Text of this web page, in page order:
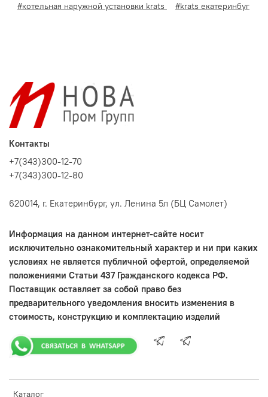
#котельная наружной установки krats
#krats екатеринбуг
Каталог
Контакты
+7(343)300-12-70
+7(343)300-12-80
620014, г. Екатеринбург, ул. Ленина 5л (БЦ Самолет)
Информация на данном интернет-сайте носит
исключительно ознакомительный характер и ни при каких
условиях не является публичной офертой, определяемой
положениями Статьи 437 Гражданского кодекса РФ.
Поставщик оставляет за собой право без
предварительного уведомления вносить изменения в
стоимость, конструкцию и комплектацию изделий